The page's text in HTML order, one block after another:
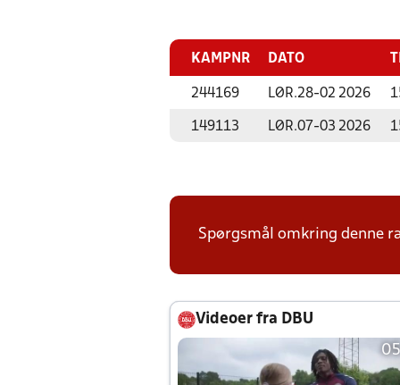
KAMPNR DATO
244169 LØR.28-02 2026
149113 LØR.07-03 2026
Spørgsmål omkring denne
Videoer fra DBU